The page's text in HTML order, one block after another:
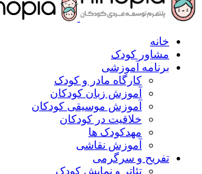
خانه
مشاور کودک
برنامه آموزشی
کارگاه مادر و کودک
آموزش زبان کودکان
آموزش موسیقی کودکان
خلاقیت در کودکان
مهد‌کودک ها
آموزش نقاشی
تفریح و سرگرمی
تئاتر و نمایش کودک